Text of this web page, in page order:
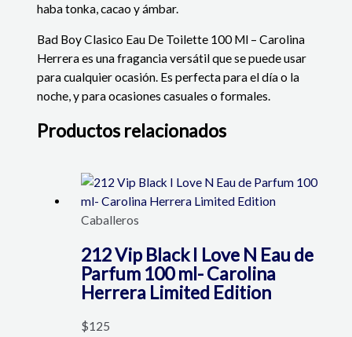
haba tonka, cacao y ámbar.
Bad Boy Clasico Eau De Toilette 100 Ml – Carolina
Herrera es una fragancia versátil que se puede usar
para cualquier ocasión. Es perfecta para el día o la
noche, y para ocasiones casuales o formales.
Productos relacionados
Caballeros
212 Vip Black I Love N Eau de
Parfum 100 ml- Carolina
Herrera Limited Edition
$125